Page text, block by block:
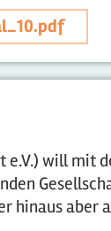
will mit
hinaus